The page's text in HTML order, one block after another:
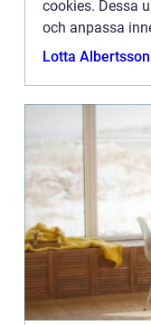
cookies. Dessa
och anpassa
dig så bra
Lotta Albertsson